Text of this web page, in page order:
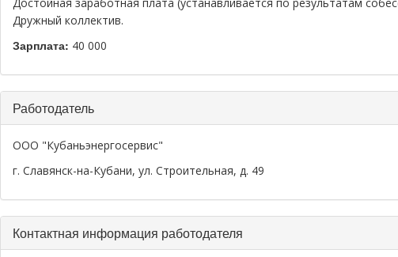
Дружный коллектив.
Зарплата: 40 000
Скрыть
Работодатель
ООО "Кубаньэнергосервис"
г. Славянск-на-Кубани, ул. Строительная, д. 49
Скрыть
Контактная информация работодателя